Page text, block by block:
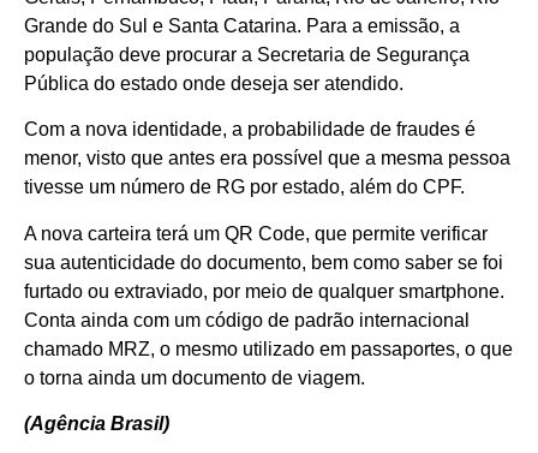
Grande do Sul e Santa Catarina. Para a emissão, a
população deve procurar a Secretaria de Segurança
Pública do estado onde deseja ser atendido.
Com a nova identidade, a probabilidade de fraudes é
menor, visto que antes era possível que a mesma pessoa
tivesse um número de RG por estado, além do CPF.
A nova carteira terá um QR Code, que permite verificar
sua autenticidade do documento, bem como saber se foi
furtado ou extraviado, por meio de qualquer smartphone.
Conta ainda com um código de padrão internacional
chamado MRZ, o mesmo utilizado em passaportes, o que
o torna ainda um documento de viagem.
(Agência Brasil)